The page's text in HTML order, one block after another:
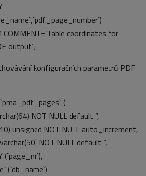
COMMENT=’Table coordinates for
output‘;
konfiguračních parametrů PDF
`pma_pdf_pages` (
NOT NULL default “,
unsigned NOT NULL auto_increment,
NOT NULL default “,
(`page_nr`),
(`db_name`)